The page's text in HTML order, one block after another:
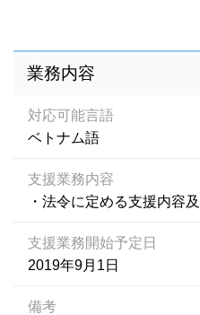
業務内容
対応可能言語
ベトナム語
支援業務内容
・法令に定める支援内容
支援業務開始予定日
2019年9月1日
備考